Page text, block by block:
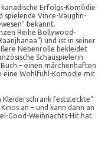
Erfolgs-Komödie
spielende Vince-Vaughn-
bekannt.
Reihe Bollywood-
und ist in seiner
Nebenrolle bekleidet
Schauspielerin
– einen märchenhaften
eine Wohlfühl-Komödie mit
Kleiderschrank feststeckte“
an – und kann dann an
Good-Weihnachts-Hit hat.